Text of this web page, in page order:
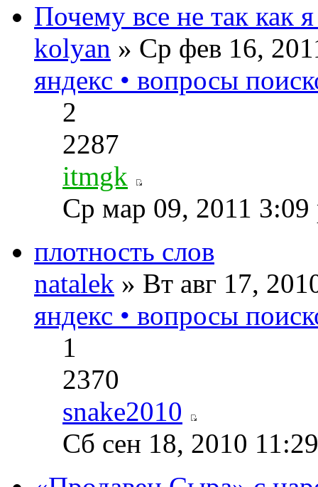
Почему все не так как
kolyan » Ср фев 16,
яндекс • вопросы
2
2287
itmgk
Ср мар 09, 2011 3:09
плотность слов
natalek » Вт авг 17,
яндекс • вопросы
1
2370
snake2010
Сб сен 18, 2010